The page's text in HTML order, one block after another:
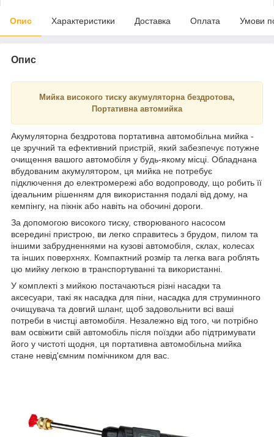
Опис Характеристики Доставка Оплата Умови
Опис
Мийка високого тиску акумуляторна бездротова,
Портативна автомийка
Акумуляторна бездротова портативна автомобільна мийка -
це зручний та ефективний пристрій, який забезпечує потужне
очищення вашого автомобіля у будь-якому місці. Обладнана
вбудованим акумулятором, ця мийка не потребує
підключення до електромережі або водопроводу, що робить її
ідеальним рішенням для використання подалі від дому, на
кемпінгу, на пікнік або навіть на обочині дороги.
За допомогою високого тиску, створюваного насосом
всередині пристрою, ви легко справитесь з брудом, пилом та
іншими забрудненнями на кузові автомобіля, склах, колесах
та інших поверхнях. Компактний розмір та легка вага роблять
цю мийку легкою в транспортуванні та використанні.
У комплекті з мийкою постачаються різні насадки та
аксесуари, такі як насадка для піни, насадка для струминного
очищувача та довгий шланг, щоб задовольнити всі ваші
потреби в чистці автомобіля. Незалежно від того, чи потрібно
вам освіжити свій автомобіль після поїздки або підтримувати
його у чистоті щодня, ця портативна автомобільна мийка
стане невід'ємним помічником для вас.